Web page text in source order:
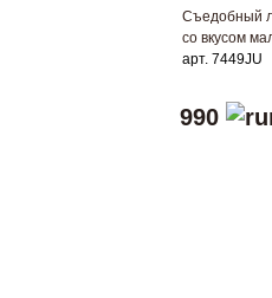
Съедобный
со вкусом
арт. 7449JU
990